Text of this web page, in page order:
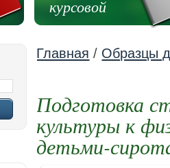
курсовой
Главная / Образцы
Подготовка
культуры к
детьми-